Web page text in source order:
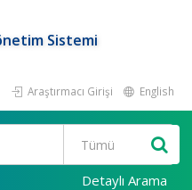
Sistemi
Araştırmacı Girişi English
Detaylı Arama